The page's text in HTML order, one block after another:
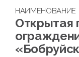
НАИМЕНОВАНИЕ
Открытая